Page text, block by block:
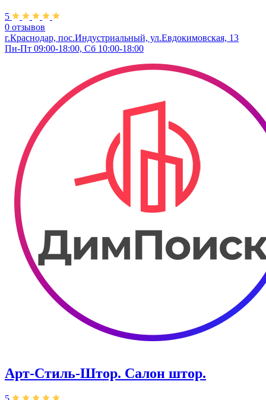
5
0 отзывов
г.Краснодар, пос.Индустриальный, ул.Евдокимовская, 13
Пн-Пт 09:00-18:00, Сб 10:00-18:00
Арт-Стиль-Штор. Салон штор.